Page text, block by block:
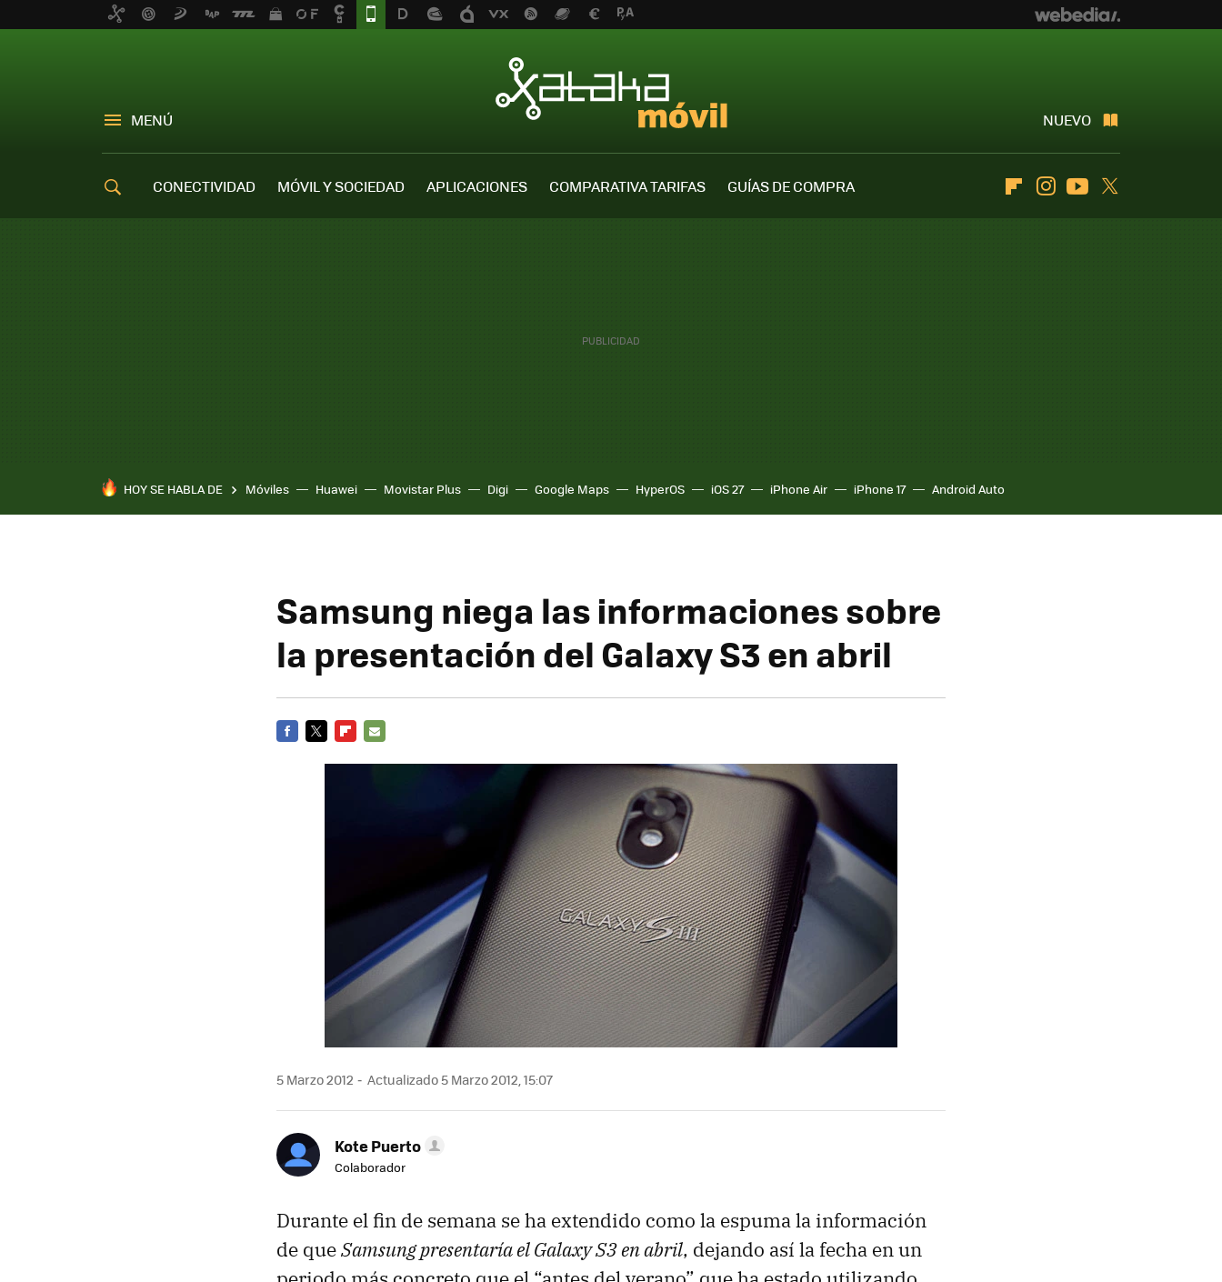
MENÚ NUEVO
CONECTIVIDAD MÓVIL Y SOCIEDAD APLICACIONES COMPARATIVA TARIFAS
GUÍAS DE COMPRA
FlipboardInstagramYoutube
HOY SE HABLA DE Móviles Huawei Movistar Plus Digi Google Maps HyperOS iOS 27 iPhone Air iPhone 17 Android Auto
Samsung niega las informaciones sobre
la presentación del Galaxy S3 en abril
5 Marzo 2012 Actualizado 5 Marzo 2012, 15:07
Kote Puerto
Colaborador
Durante el fin de semana se ha extendido como la espuma la información
de queSamsung presentaría el Galaxy S3 en abril, dejando así la fecha en un